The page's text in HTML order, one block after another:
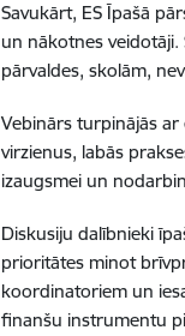
Savukārt, ES Īpašā
un nākotnes veidotāji.
pārvaldes, skolām,
Vebinārs turpinājās
virzienus, labās
izaugsmei un
Diskusiju dalībnieki
prioritātes minot
koordinatoriem un
finanšu instrumentu